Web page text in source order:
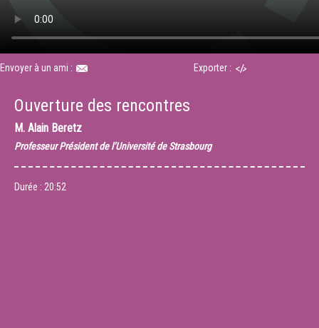
Envoyer à un ami : Exporter :
Ouverture des rencontres
M. Alain Beretz
Professeur Président de l’Université de Strasbourg
Durée : 20:52